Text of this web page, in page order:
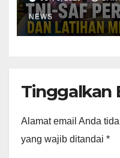
NEWS
Tinggalkan
Alamat email Anda
yang wajib ditandai *